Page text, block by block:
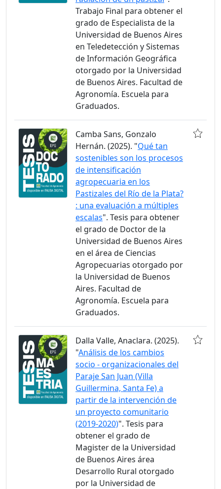
Trabajo Final para obtener el
grado de Especialista de la
Universidad de Buenos Aires
en Teledetección y Sistemas
de Información Geográfica
otorgado por la Universidad
de Buenos Aires. Facultad de
Agronomía. Escuela para
Graduados.
Camba Sans, Gonzalo
Hernán. (2025). "Qué tan
sostenibles son los procesos
de intensificación
agropecuaria en los
Pastizales del Río de la Plata?
: una evaluación a múltiples
escalas". Tesis para obtener
el grado de Doctor de la
Universidad de Buenos Aires
en el área de Ciencias
Agropecuarias otorgado por
la Universidad de Buenos
Aires. Facultad de
Agronomía. Escuela para
Graduados.
Dalla Valle, Anaclara. (2025).
"Análisis de los cambios
socio - organizacionales del
Paraje San Juan (Villa
Guillermina, Santa Fe) a
partir de la intervención de
un proyecto comunitario
(2019-2020)". Tesis para
obtener el grado de
Magister de la Universidad
de Buenos Aires área
Desarrollo Rural otorgado
por la Universidad de